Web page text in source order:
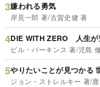
嫌われる勇気
岸見一郎 著/古賀史健 著
DIE WITH ZERO 人生が
ビル・パーキンス 著/児島
やりたいことが見つかる
ジョン・ストレルキー 著/